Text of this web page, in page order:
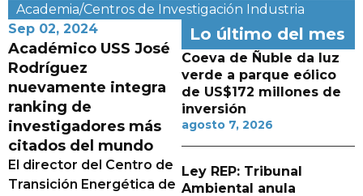
Academia/Centros de Investigación Industria
Sep 02, 2024
Académico USS José
Rodríguez
nuevamente integra
ranking de
investigadores más
citados del mundo
El director del Centro de
Transición Energética de
Lo último del mes
Coeva de Ñuble da luz
verde a parque eólico
de US$172 millones de
inversión
agosto 7, 2026
Ley REP: Tribunal
Ambiental anula